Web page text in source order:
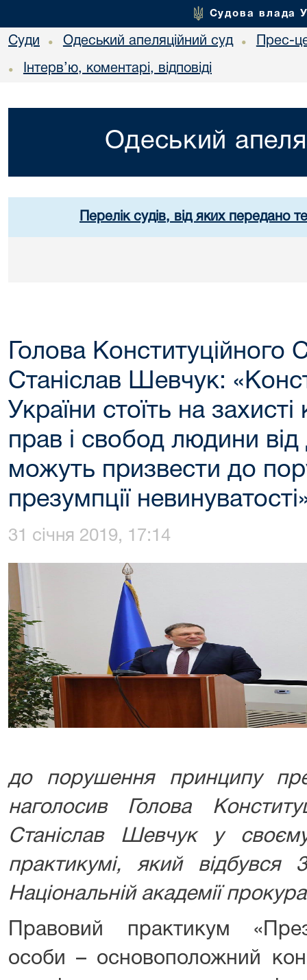
Судова влада
Суди • Одеський апеляційний суд • Прес-
• Інтерв’ю, коментарі, відповіді
Одеський
Перелік судів, від яких передано
Голова Конституційного
Станіслав Шевчук:
України стоїть на
прав і свобод людини
можуть призвести до
презумпції
31 січня 2019, 17:14
до порушення принципу
наголосив Голова
Станіслав Шевчук у
практикумі, який
Національній академії
Правовий практикум
особи – основоположний